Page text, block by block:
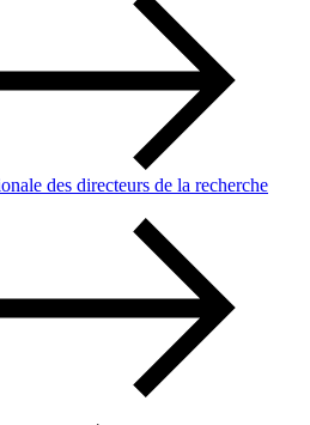
des directeurs de la recherche